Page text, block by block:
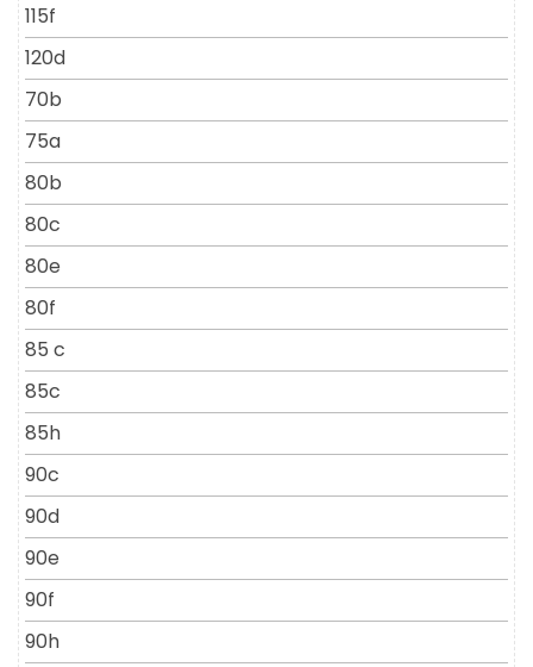
115f
120d
70b
75a
80b
80c
80e
80f
85 c
85c
85h
90c
90d
90e
90f
90h